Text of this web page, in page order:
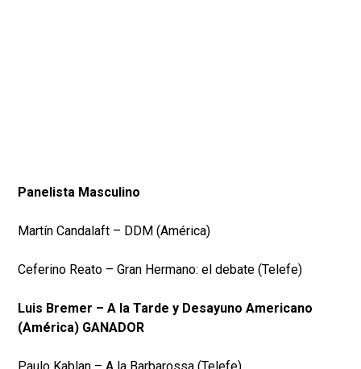
Panelista Masculino
Martín Candalaft – DDM (América)
Ceferino Reato – Gran Hermano: el debate (Telefe)
Luis Bremer – A la Tarde y Desayuno Americano
(América) GANADOR